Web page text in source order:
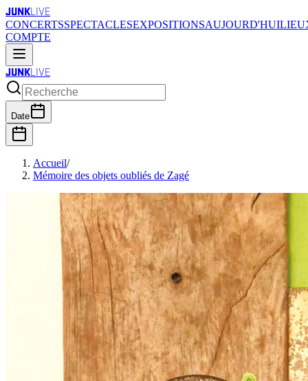
JUNKLIVE
CONCERTSSPECTACLESEXPOSITIONSAUJOURD'HUI
COMPTE
JUNKLIVE
Date
Accueil/
Mémoire des objets oubliés de Zagé